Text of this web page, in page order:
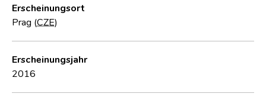
Erscheinungsort
Prag (CZE)
Erscheinungsjahr
2016